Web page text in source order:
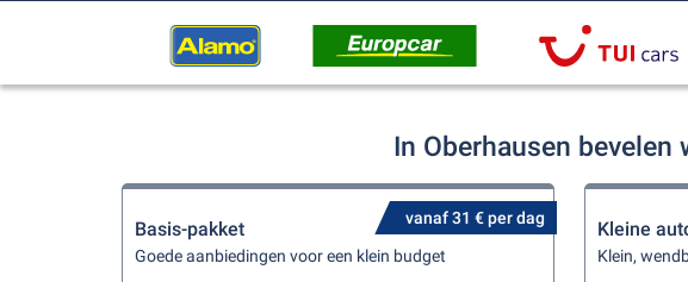
In Oberhausen
vanaf 31 € per dag
Basis-pakket
Goede aanbiedingen voor een klein budget
Kleine
Klein,